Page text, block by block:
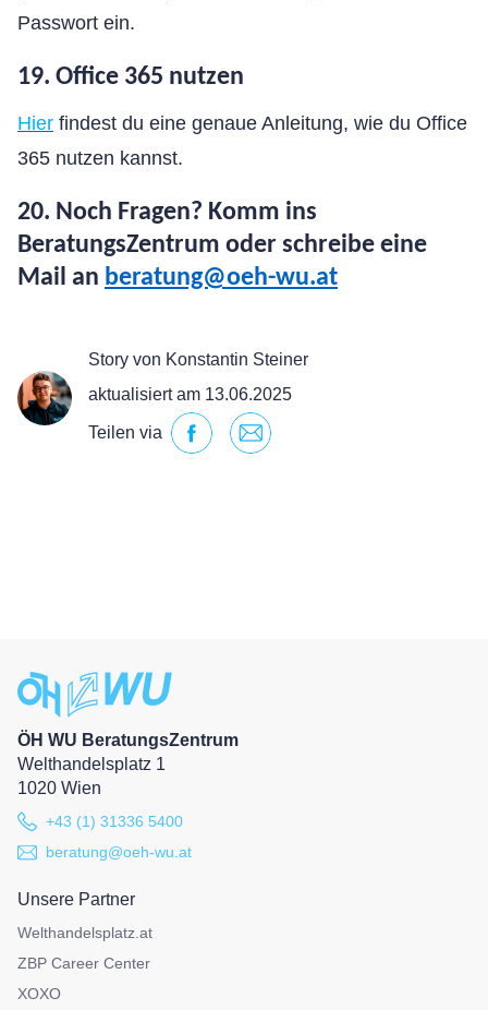
Passwort ein.
19. Office 365 nutzen
Hier findest du eine genaue Anleitung, wie du Office
365 nutzen kannst.
20. Noch Fragen? Komm ins
BeratungsZentrum oder schreibe eine
Mail an beratung@oeh-wu.at
Story von Konstantin Steiner
aktualisiert am 13.06.2025
Teilen via
ÖH WU BeratungsZentrum
Welthandelsplatz 1
1020 Wien
+43 (1) 31336 5400
beratung@oeh-wu.at
Unsere Partner
Welthandelsplatz.at
ZBP Career Center
XOXO